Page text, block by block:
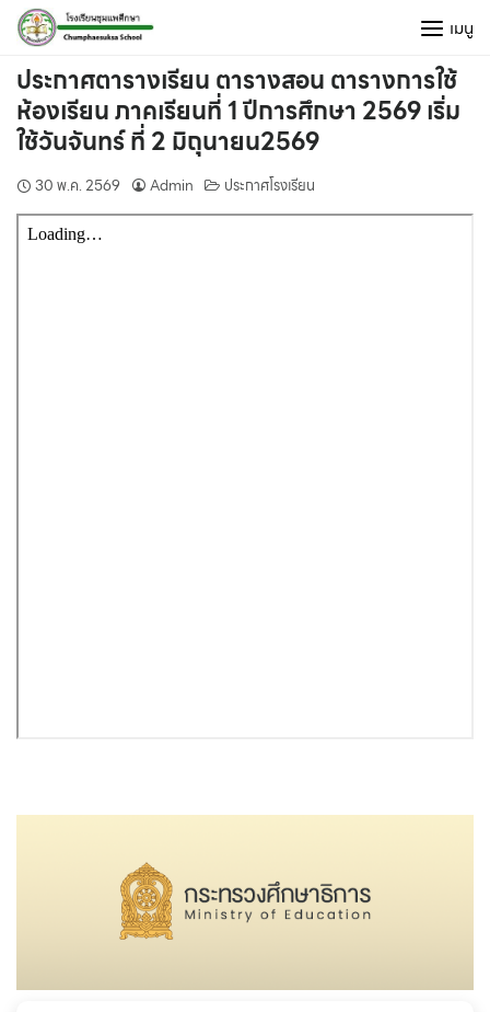
Skip
content
เมนู
ประกาศตารางเรียน ตารางสอน ตารางการใช้
ห้องเรียน ภาคเรียนที่ 1 ปีการศึกษา 2569 เริ่ม
ใช้วันจันทร์ ที่ 2 มิถุนายน2569
30 พ.ค. 2569 Admin ประกาศโรงเรียน